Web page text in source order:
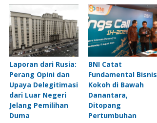
Laporan dari Rusia:
Perang Opini dan
Upaya Delegitimasi
dari Luar Negeri
Jelang Pemilihan
Duma
BNI Catat
Fundamental Bisnis
Kokoh di Bawah
Danantara,
Ditopang
Pertumbuhan